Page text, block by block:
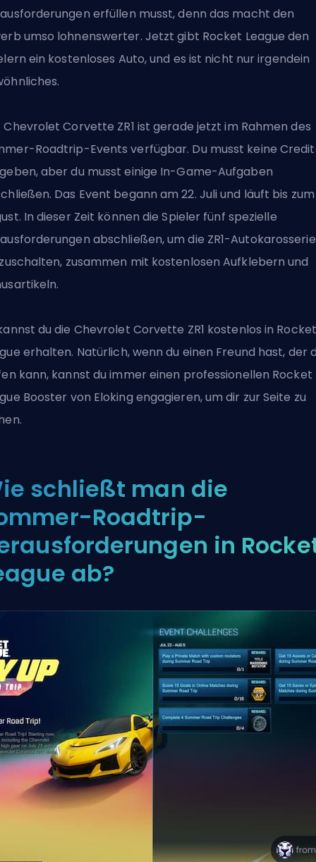
erfüllen musst, denn das macht den
umso lohnenswerter. Jetzt gibt Rocket League den
ein kostenloses Auto, und es ist nicht nur irgendein
Chevrolet Corvette ZR1 ist gerade jetzt im Rahmen des
Roadtrip-Events verfügbar. Du musst keine
aber du musst einige In-Game-Aufgaben
Das Event begann am 22. Juli und läuft bis
In dieser Zeit können die Spieler fünf spezielle
abschließen, um die ZR1-Autokarosserie
zusammen mit kostenlosen Aufklebern und
du die Chevrolet Corvette ZR1 kostenlos in Rocket
erhalten. Natürlich, wenn du einen Freund hast, der
kann, kannst du immer einen professionellen Rocket
Booster von Eloking engagieren, um dir zur Seite zu
schließt man die
Roadtrip-
in
ab?